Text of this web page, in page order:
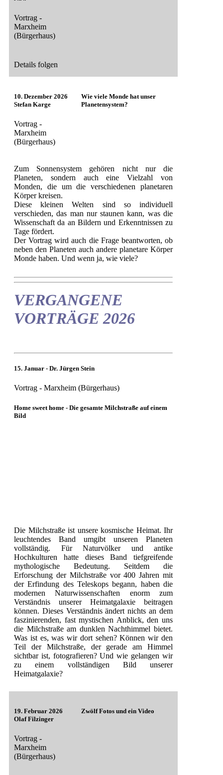
Vortrag -
Marxheim
(Bürgerhaus)
Details folgen
10. Dezember 2026
Stefan Karge
Vortrag -
Marxheim
(Bürgerhaus)
Wie viele Monde hat unser
Planetensystem?
Zum Sonnensystem gehören nicht nur die
Planeten, sondern auch eine Vielzahl von
Monden, die um die verschiedenen planetaren
Körper kreisen.
Diese kleinen Welten sind so individuell
verschieden, das man nur staunen kann, was die
Wissenschaft da an Bildern und Erkenntnissen zu
Tage fördert.
Der Vortrag wird auch die Frage beantworten, ob
neben den Planeten auch andere planetare Körper
Monde haben. Und wenn ja, wie viele?
VERGANGENE
VORTRÄGE 2026
15. Januar - Dr. Jürgen Stein
Vortrag - Marxheim (Bürgerhaus)
Home sweet home - Die gesamte Milchstraße auf einem
Bild
Die Milchstraße ist unsere kosmische Heimat. Ihr
leuchtendes Band umgibt unseren Planeten
vollständig. Für Naturvölker und antike
Hochkulturen hatte dieses Band tiefgreifende
mythologische Bedeutung. Seitdem die
Erforschung der Milchstraße vor 400 Jahren mit
der Erfindung des Teleskops begann, haben die
modernen Naturwissenschaften enorm zum
Verständnis unserer Heimatgalaxie beitragen
können. Dieses Verständnis ändert nichts an dem
faszinierenden, fast mystischen Anblick, den uns
die Milchstraße am dunklen Nachthimmel bietet.
Was ist es, was wir dort sehen? Können wir den
Teil der Milchstraße, der gerade am Himmel
sichtbar ist, fotografieren? Und wie gelangen wir
zu einem vollständigen Bild unserer
Heimatgalaxie?
19. Februar 2026
Olaf Filzinger
Vortrag -
Marxheim
(Bürgerhaus)
Zwölf Fotos und ein Video